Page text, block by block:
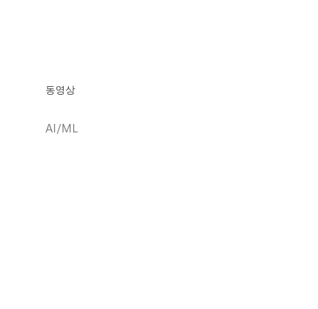
동영상
AI/ML